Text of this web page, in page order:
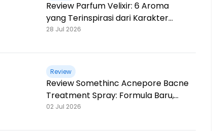
Review Parfum Velixir: 6 Aroma
yang Terinspirasi dari Karakter
Mitologi Yunani
28 Jul 2026
Review
Review Somethinc Acnepore Bacne
Treatment Spray: Formula Baru,
Kemasan Baru, Makin Ampuh!
02 Jul 2026